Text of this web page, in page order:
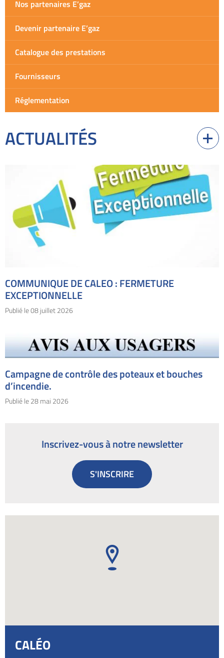
Nos partenaires E’gaz
Devenir partenaire E’gaz
Catalogue des prestations
Fournisseurs
Réglementation
ACTUALITÉS
COMMUNIQUE DE CALEO : FERMETURE
EXCEPTIONNELLE
Publié le08 juillet 2026
Campagne de contrôle des poteaux et bouches
d’incendie.
Publié le28 mai 2026
Inscrivez-vous à notre newsletter
S'INSCRIRE
CALÉO